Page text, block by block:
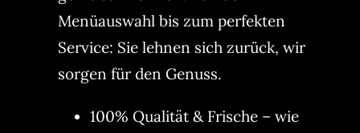
Menüauswahl bis zum perfekten
Service: Sie lehnen sich zurück, wir
sorgen für den Genuss.
100% Qualität & Frische – wie